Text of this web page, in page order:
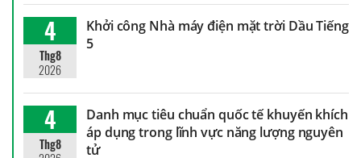
4
Thg8
2026
Khởi công Nhà máy điện mặt trời Dầu Tiếng
5
4
Thg8
Danh mục tiêu chuẩn quốc tế khuyến khích
áp dụng trong lĩnh vực năng lượng nguyên
tử